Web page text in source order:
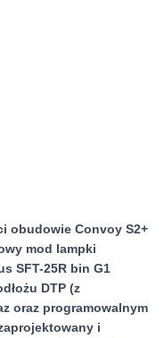
obudowie Convoy S2+
mod lampki
SFT-25R bin G1
DTP (z
oraz programowalnym
i